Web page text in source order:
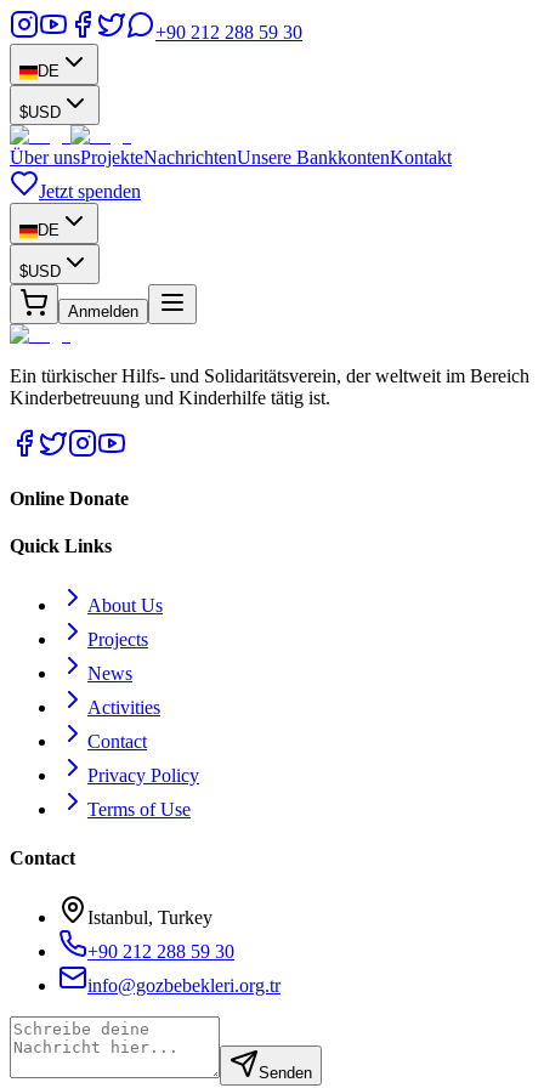
+90 212 288 59 30
DE
$USD
Über unsProjekteNachrichtenUnsere BankkontenKontakt
Jetzt spenden
DE
$USD
Anmelden
Ein türkischer Hilfs- und Solidaritätsverein, der weltweit im Bereich
Kinderbetreuung und Kinderhilfe tätig ist.
Online Donate
Quick Links
About Us
Projects
News
Activities
Contact
Privacy Policy
Terms of Use
Contact
Istanbul, Turkey
+90 212 288 59 30
info@gozbebekleri.org.tr
Senden